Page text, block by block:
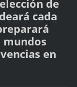
de
cada
mundos
en